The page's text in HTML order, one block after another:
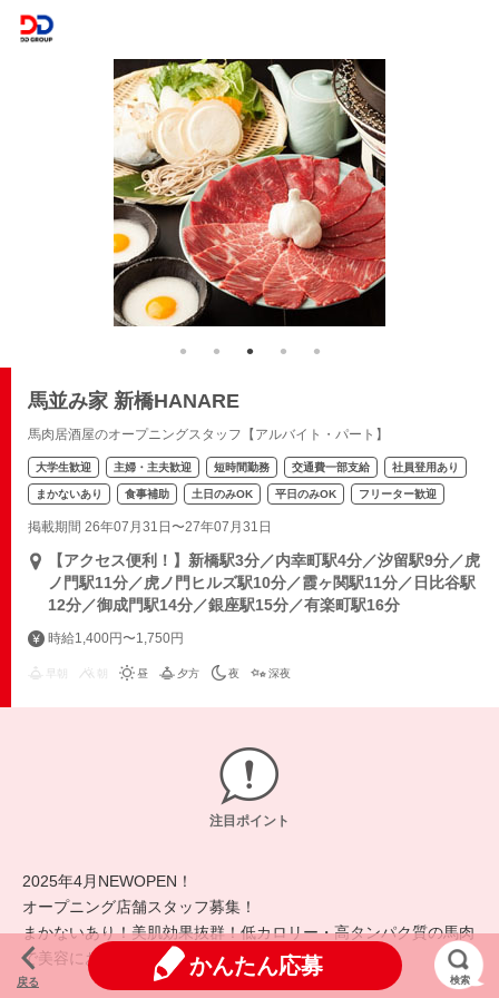
馬並み家 新橋HANARE
馬肉居酒屋のオープニングスタッフ【アルバイト・パート】
大学生歓迎 主婦・主夫歓迎 短時間勤務 交通費一部支給 社員登用あり
まかないあり 食事補助 土日のみOK 平日のみOK フリーター歓迎
掲載期間 26年07月31日〜27年07月31日
【アクセス便利！】新橋駅3分／内幸町駅4分／汐留駅9分／虎
ノ門駅11分／虎ノ門ヒルズ駅10分／霞ヶ関駅11分／日比谷駅
12分／御成門駅14分／銀座駅15分／有楽町駅16分
時給1,400円〜1,750円
昼 夕方 夜 深夜
注目ポイント
2025年4月NEWOPEN！
オープニング店舗スタッフ募集！
まかないあり！美肌効果抜群！低カロリー・高タンパク質の馬肉
で美容におすすめ★
戻る
かんたん応募
検索